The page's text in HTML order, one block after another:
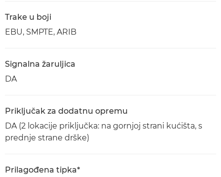
Trake u boji
EBU, SMPTE, ARIB
Signalna žaruljica
DA
Priključak za dodatnu opremu
DA (2 lokacije priključka: na gornjoj strani kućišta, s
prednje strane drške)
Prilagođena tipka*